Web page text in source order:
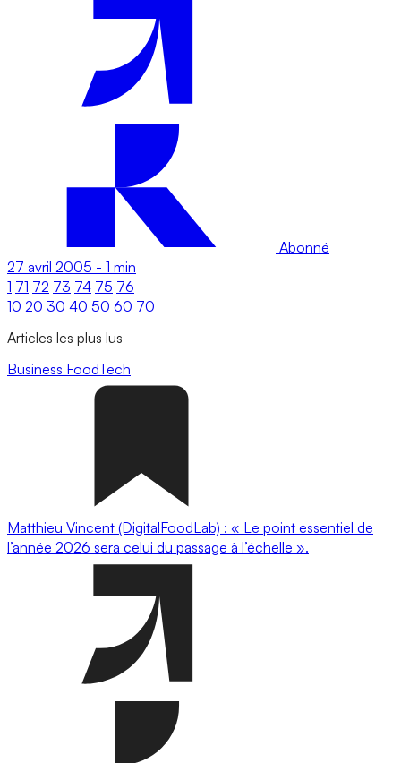
Abonné
27 avril 2005 - 1 min
1 71 72 73 74 75 76
10 20 30 40 50 60 70
Articles les plus lus
Business FoodTech
Matthieu Vincent (DigitalFoodLab) : « Le point essentiel de
l’année 2026 sera celui du passage à l’échelle ».